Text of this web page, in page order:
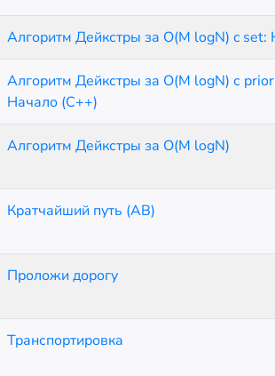
Алгоритм Дейкстры за O(M logN) c set:
Алгоритм Дейкстры за O(M logN) с
Начало (C++)
Алгоритм Дейкстры за O(M logN)
Кратчайший путь (AB)
Проложи дорогу
Транспортировка